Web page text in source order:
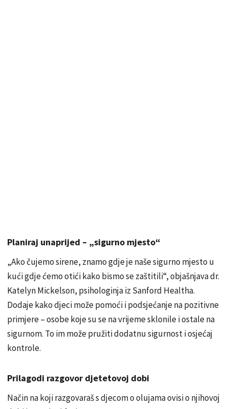
Planiraj unaprijed – „sigurno mjesto“
„Ako čujemo sirene, znamo gdje je naše sigurno mjesto u
kući gdje ćemo otići kako bismo se zaštitili“, objašnjava dr.
Katelyn Mickelson, psihologinja iz Sanford Healtha.
Dodaje kako djeci može pomoći i podsjećanje na pozitivne
primjere – osobe koje su se na vrijeme sklonile i ostale na
sigurnom. To im može pružiti dodatnu sigurnost i osjećaj
kontrole.
Prilagodi razgovor djetetovoj dobi
Način na koji razgovaraš s djecom o olujama ovisi o njihovoj